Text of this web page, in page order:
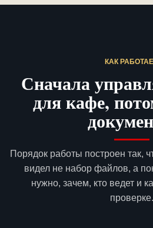
КАК
Сначала
для кафе,
Порядок работы построен так,
видел не набор файлов, а
нужно, зачем, кто ведет и
проверке.